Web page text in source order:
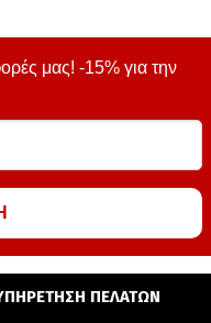
μας! -15% για την
ΠΕΛΑΤΩΝ